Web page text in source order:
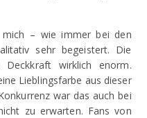
mich – wie immer bei den
sehr begeistert. Die
wirklich enorm.
Lieblingsfarbe aus dieser
war das auch bei
zu erwarten. Fans von